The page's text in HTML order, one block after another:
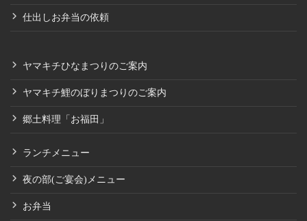
仕出しお弁当の依頼
ヤマキチひなまつりのご案内
ヤマキチ鯉のぼりまつりのご案内
郷土料理「お福田」
ランチメニュー
夜の部(ご宴会)メニュー
お弁当